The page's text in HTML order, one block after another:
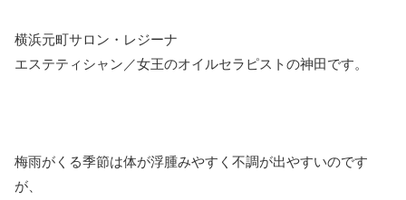
横浜元町サロン・レジーナ
エステティシャン／女王のオイルセラピストの神田です。
梅雨がくる季節は体が浮腫みやすく不調が出やすいのです
が、